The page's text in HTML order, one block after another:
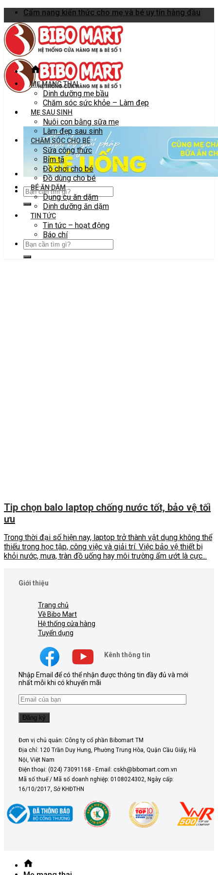
Skip
to
content
Cẩm nang kiến thức cho mẹ và bé uy tín hàng đầu
MẸ MANG THAI
Dinh dưỡng mẹ bầu
Chăm sóc sức khỏe – Làm đẹp
MẸ SAU SINH
Nuôi con bằng sữa mẹ
Làm đẹp sau sinh
CHĂM SÓC CHO BÉ
Sữa công thức
Bỉm tã
Đồ chơi cho bé
Đồ dùng cho bé
BÉ ĂN DẶM
Dụng cụ ăn dặm
Dinh dưỡng ăn dặm
TIN TỨC
Tin tức – hoạt động
Báo chí
Tip chọn balo laptop chống nước tốt, bảo vệ tối
ưu
Trong thời đại số hiện nay, laptop trở thành vật dụng không thể
thiếu trong học tập, công việc và giải trí. Việc bảo vệ thiết bị
khỏi nước, mưa, tràn đồ uống hay môi trường ẩm ướt là cực...
Giới thiệu
Trang chủ
Về Bibo Mart
Hệ thống cửa hàng
Tuyển dụng
Kênh thông tin
Nhập Email để có thể nhận được thông tin đầy đủ và mới
nhất mỗi khi có khuyến mãi
Đơn vị chủ quản: Công ty cổ phần Bibomart TM
Địa chỉ: 120 Trần Duy Hưng, Phường Trung Hòa, Quận Cầu Giấy, Hà
Nội, Việt Nam
Điện thoại: (024) 73091168 - Email: cskh@bibomart.com.vn
Mã số thuế / Mã số doanh nghiệp: 0108024302, Ngày cấp:
16/10/2017, Sở KHĐTHN